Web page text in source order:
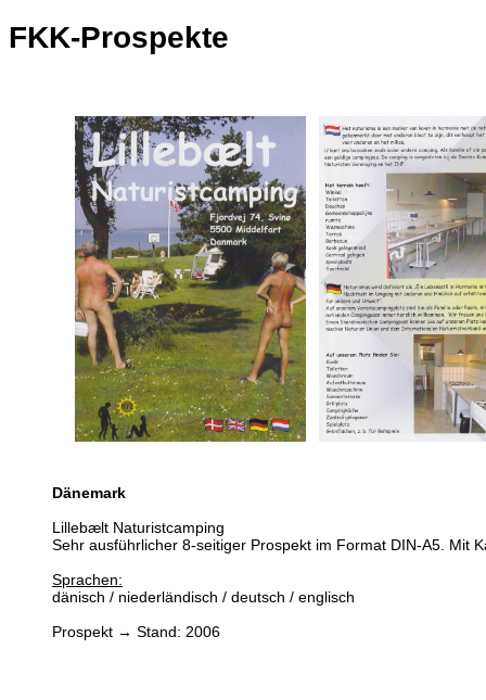
FKK-Prospekte
Dänemark
Lillebælt Naturistcamping
Sehr ausführlicher 8-seitiger Prospekt im Format DIN-A5. Mit
Sprachen:
dänisch / niederländisch / deutsch / englisch
Prospekt → Stand: 2006